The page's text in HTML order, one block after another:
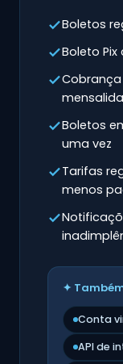
Boletos
Boleto
Boletos
uma vez
Tarifas
menos
✦
Conta
API de